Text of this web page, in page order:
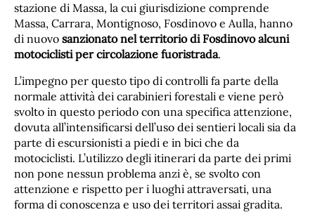
stazione di Massa, la cui giurisdizione comprende
Massa, Carrara, Montignoso, Fosdinovo e Aulla, hanno
di nuovo sanzionato nel territorio di Fosdinovo alcuni
motociclisti per circolazione fuoristrada.
L’impegno per questo tipo di controlli fa parte della
normale attività dei carabinieri forestali e viene però
svolto in questo periodo con una specifica attenzione,
dovuta all’intensificarsi dell’uso dei sentieri locali sia da
parte di escursionisti a piedi e in bici che da
motociclisti. L’utilizzo degli itinerari da parte dei primi
non pone nessun problema anzi è, se svolto con
attenzione e rispetto per i luoghi attraversati, una
forma di conoscenza e uso dei territori assai gradita.